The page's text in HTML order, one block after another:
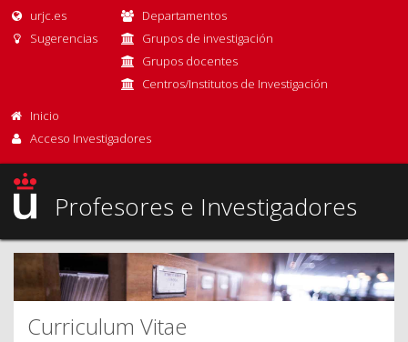
urjc.es
Sugerencias
Departamentos
Grupos de investigación
Grupos docentes
Centros/Institutos de Investigación
Inicio
Acceso Investigadores
Profesores e Investigadores
Curriculum Vitae